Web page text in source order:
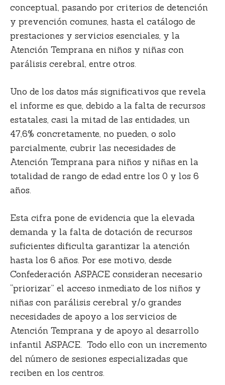
conceptual, pasando por criterios de detención
y prevención comunes, hasta el catálogo de
prestaciones y servicios esenciales, y la
Atención Temprana en niños y niñas con
parálisis cerebral, entre otros.
Uno de los datos más significativos que revela
el informe es que, debido a la falta de recursos
estatales, casi la mitad de las entidades, un
47,6% concretamente, no pueden, o solo
parcialmente, cubrir las necesidades de
Atención Temprana para niños y niñas en la
totalidad de rango de edad entre los 0 y los 6
años.
Esta cifra pone de evidencia que la elevada
demanda y la falta de dotación de recursos
suficientes dificulta garantizar la atención
hasta los 6 años. Por ese motivo, desde
Confederación ASPACE consideran necesario
“priorizar” el acceso inmediato de los niños y
niñas con parálisis cerebral y/o grandes
necesidades de apoyo a los servicios de
Atención Temprana y de apoyo al desarrollo
infantil ASPACE. Todo ello con un incremento
del número de sesiones especializadas que
reciben en los centros.